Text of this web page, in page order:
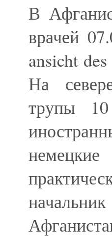
В
врачей
ansicht
На
трупы